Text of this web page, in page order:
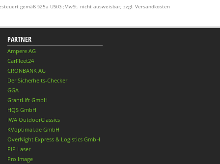
gemäß §25a UStG.;MwSt. nicht ausweisbar; zzgl. Versandkosten
PARTNER
Ampere AG
CarFleet24
CRONBANK AG
Der Sicherheits-Checker
GGA
GrantLift GmbH
HQS GmbH
IWA OutdoorClassics
KVoptimal.de GmbH
OverNight Express & Logistics GmbH
PiP Laser
Pro Image